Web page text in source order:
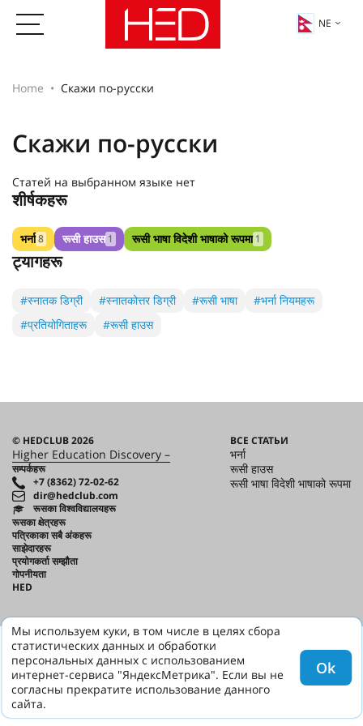
NE
Home Скажи по-русски
Скажи по-русски
Статей на выбранном языке нет
शीर्षकहरू
भर्ना8 रूसी हाउस 1 रूसी भाषा विदेशी भाषाको रूपमा 1
ट्यागहरू
#स्नातक डिग्री #स्नातकोत्तर डिग्री #रूसी भाषा
#भर्ना नियमहरू
#प्रतियोगिताहरू
#रूसी हाउस
© HEDCLUB 2026
Higher Education Discovery –
सम्पर्कहरू
+7 (8362) 72-02-62
dir@hedclub.com
ВСЕ СТАТЬИ
भर्ना
रूसी हाउस
रूसी भाषा विदेशी भाषाको रूपमा
रूसका विश्वविद्यालयहरू
रूसका क्षेत्रहरू
पत्रिकाका सबै अंकहरू
साझेदारहरू
प्रयोगकर्ता सम्झौता
गोपनीयता
HED
Мы используем куки, в том числе в целях сбора
статистических данных и обработки
персональных данных с использованием
интернет-сервиса "ЯндексМетрика". Если вы не
согласны прекратите использование данного
сайта.
Ok